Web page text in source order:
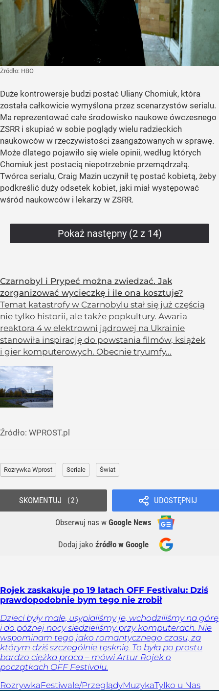
Żródło: HBO
Duże kontrowersje budzi postać Uliany Chomiuk, która
została całkowicie wymyślona przez scenarzystów serialu.
Ma reprezentować całe środowisko naukowe ówczesnego
ZSRR i skupiać w sobie poglądy wielu radzieckich
naukowców w rzeczywistości zaangażowanych w sprawę.
Może dlatego pojawiło się wiele opinii, według których
Chomiuk jest postacią niepotrzebnie przemądrzałą.
Twórca serialu, Craig Mazin uczynił tę postać kobietą, żeby
podkreślić duży odsetek kobiet, jaki miał występować
wśród naukowców i lekarzy w ZSRR.
Pokaż następny (2 z 14)
Czarnobyl i Prypeć można zwiedzać. Jak
zorganizować wycieczkę i ile ona kosztuje?
Temat katastrofy w Czarnobylu stał się już częścią
nie tylko historii, ale także popkultury. Awaria
reaktora 4 w elektrowni jądrowej na Ukrainie
stanowiła inspirację do powstania filmów, książek
i gier komputerowych. Obecnie tryumfy...
Źródło: WPROST.pl
Rozrywka Wprost Seriale Świat
UDOSTĘPNIJ
Obserwuj nas w Google News
Dodaj jako źródło w Google
SKOMENTUJ 2
Rojek zaskakuje po 19 latach OFF Festivalu: Dziś
prawdopodobnie bym tego nie zrobił
Dzieci były małe, usypialiśmy je, wchodziliśmy na górę
i do późnej nocy siedzieliśmy przy komputerach. Nie
wspominam tego jako romantycznego czasu, za
którym dziś szczególnie tęsknię. To była po prostu
bardzo ciężka praca – mówi Artur Rojek o
początkach OFF Festivalu.
RozrywkaFestiwale/PrzeglądyMuzykaTylko u Nas